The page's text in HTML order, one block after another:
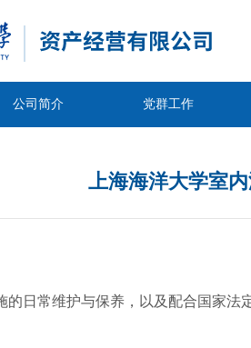
公司简介 党群工作
上海海洋大学室
的日常维护与保养，以及配合国家法